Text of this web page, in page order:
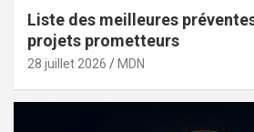
Liste des meilleures
projets prometteurs
28 juillet 2026 MDN